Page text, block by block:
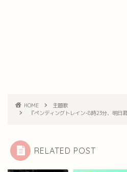
HOME
主題歌
『ペンディングトレイン-8時23分、明日
RELATED POST